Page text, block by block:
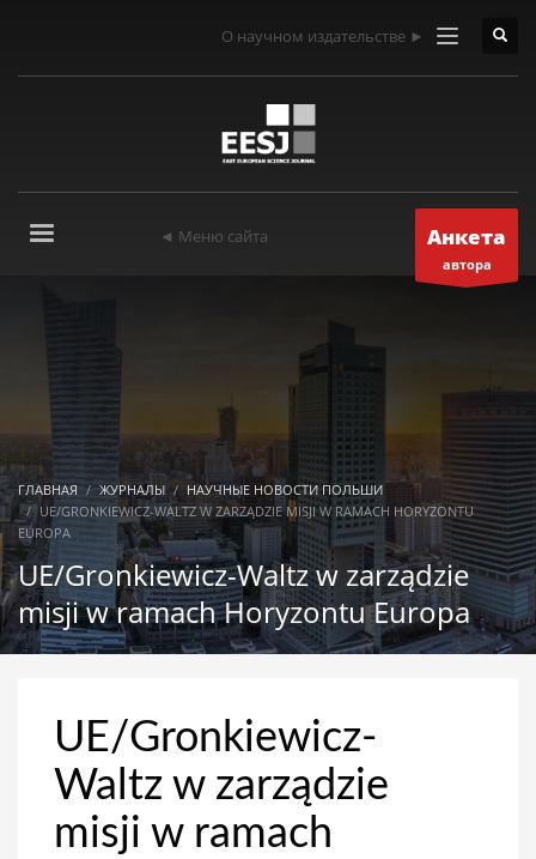
О научном издательстве ►
◄ Меню сайта Анкета
автора
ГЛАВНАЯ ЖУРНАЛЫ
НАУЧНЫЕ НОВОСТИ ПОЛЬШИ
UE/GRONKIEWICZ-WALTZ W ZARZĄDZIE MISJI W RAMACH HORYZONTU
EUROPA
UE/Gronkiewicz-Waltz w zarządzie
misji w ramach Horyzontu Europa
UE/Gronkiewicz-
Waltz w zarządzie
misji w ramach